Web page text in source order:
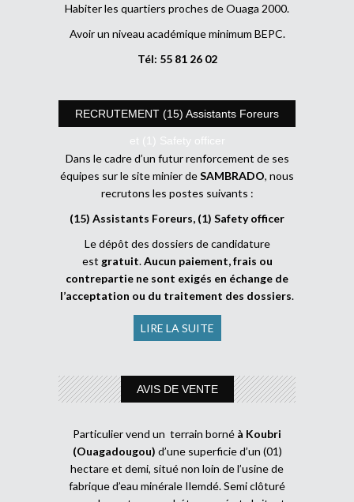
Habiter les quartiers proches de Ouaga 2000.
Avoir un niveau académique minimum BEPC.
Tél: 55 81 26 02
RECRUTEMENT (15) Assistants Foreurs
et (1) Safety officer
Dans le cadre d’un futur renforcement de ses
équipes sur le site minier deSAMBRADO, nous
recrutons les postes suivants :
(15) Assistants Foreurs, (1) Safety officer
Le dépôt des dossiers de candidature
est gratuit.Aucun paiement, frais ou
contrepartie ne sont exigés en échange de
l’acceptation ou du traitement des dossiers.
LIRE LA SUITE
AVIS DE VENTE
Particulier vend un terrain borné à Koubri
(Ouagadougou) d’une superficie d’un (01)
hectare et demi, situé non loin de l’usine de
fabrique d’eau minérale Ilemdé. Semi clôturé